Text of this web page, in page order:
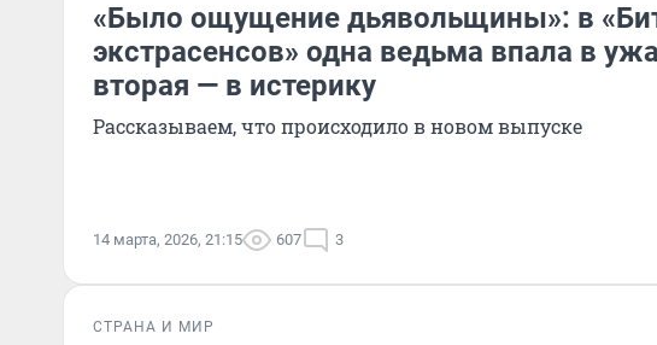
«Было ощущение дьявольщины»: в
экстрасенсов» одна ведьма впала в
вторая — в истерику
Рассказываем, что происходило в новом выпуске
14 марта, 2026, 21:15 607 3
СТРАНА И МИР